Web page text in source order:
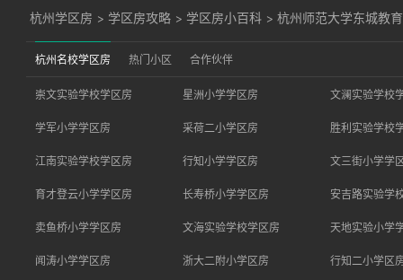
杭州学区房 > 学区房攻略 > 学区房小百科 >杭州师范大学东城教
杭州名校学区房 热门小区 合作伙伴
崇文实验学校学区房 星洲小学学区房 文澜实验学校
学军小学学区房 采荷二小学区房 胜利实验学校
江南实验学校学区房 行知小学学区房 文三街小学学
育才登云小学学区房 长寿桥小学学区房 安吉路实验学
卖鱼桥小学学区房 文海实验学校学区房 天地实验小学
闻涛小学学区房 浙大二附小学区房 行知二小学区